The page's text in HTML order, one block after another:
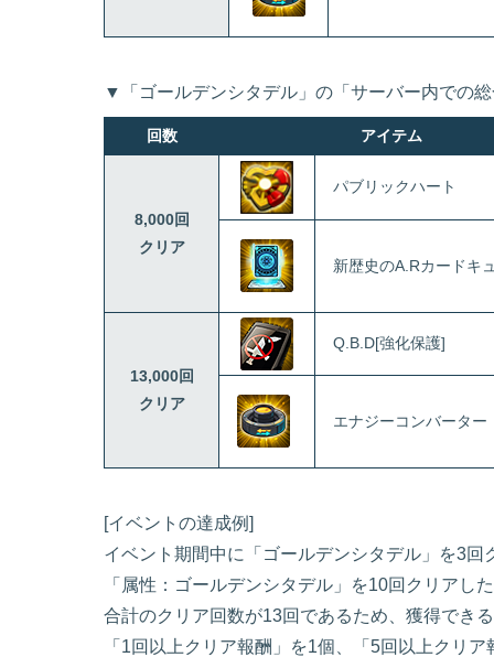
▼「ゴールデンシタデル」の「サーバー内での
回数 アイテム
8,000回
クリア
パブリックハート
新歴史のA.Rカードキ
13,000回
クリア
Q.B.D[強化保護]
エナジーコンバーター
[イベントの達成例]
イベント期間中に「ゴールデンシタデル」を3回
「属性：ゴールデンシタデル」を10回クリアし
合計のクリア回数が13回であるため、獲得でき
「1回以上クリア報酬」を1個、「5回以上クリ